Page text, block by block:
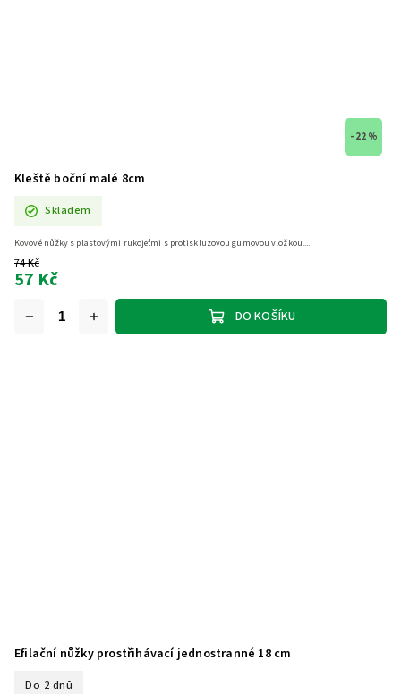
–22 %
Kleště boční malé 8cm
Skladem
74 Kč
57 Kč
DO KOŠÍKU
Kovové nůžky s plastovými rukojeťmi s protiskluzovou gumovou vložkou....
Efilační nůžky prostřihávací jednostranné 18 cm
Do 2 dnů